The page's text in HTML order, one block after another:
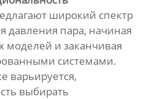
широкий спектр
давления пара, начиная
моделей и заканчивая
системами.
варьируется,
выбирать